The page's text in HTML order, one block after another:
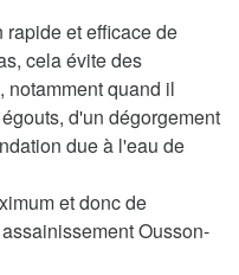
et efficace de
cela évite des
notamment quand il
d'un dégorgement
due à l'eau de
et donc de
Ousson-